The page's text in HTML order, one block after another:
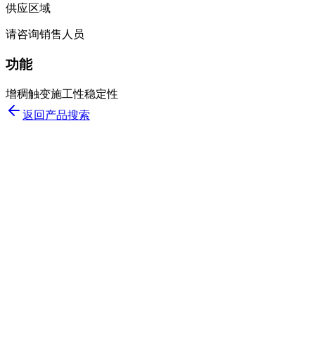
供应区域
请咨询销售人员
功能
增稠触变施工性稳定性
返回产品搜索